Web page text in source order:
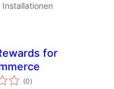
for
(0Bewertungen
insgesamt
)